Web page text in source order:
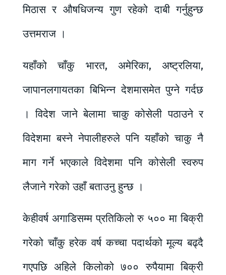
मिठास र औषधिजन्य गुण रहेको दाबी गर्नुहुन्छ
उत्तमराज ।
यहाँको चाँकु भारत, अमेरिका, अष्ट्रलिया,
जापानलगायतका बिभिन्न देशमासमेत पुग्ने गर्दछ
। विदेश जाने बेलामा चाकु कोसेली पठाउने र
विदेशमा बस्ने नेपालीहरुले पनि यहाँको चाकु नै
माग गर्ने भएकाले विदेशमा पनि कोसेली स्वरुप
लैजाने गरेको उहाँ बताउनु हुन्छ ।
केहीवर्ष अगाडिसम्म प्रतिकिलो रु ५०० मा बिक्री
गरेको चाँकु हरेक वर्ष कच्चा पदार्थको मूल्य बढ्दै
गएपछि अहिले किलोको ७०० रुपैयामा बिक्री